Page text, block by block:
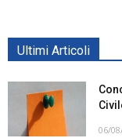
Ultimi Articoli
06/